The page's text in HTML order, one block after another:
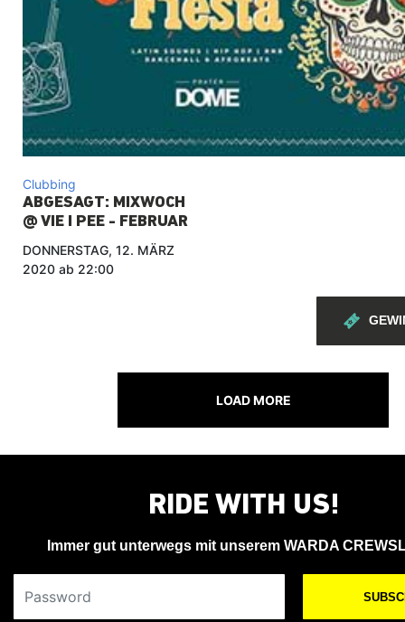
Clubbing
ABGESAGT: MIXWOCH
@ VIE I PEE - FEBRUAR
DONNERSTAG, 12. MÄRZ
2020 ab 22:00
LOAD MORE
RIDE WITH US!
Immer gut unterwegs mit unserem WARDA